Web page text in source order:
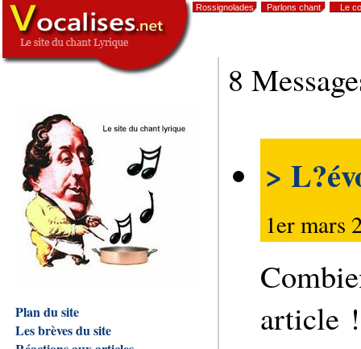
Rossignolades Parlons chant Le
Plan du site
Les brèves du site
8
>
1er mars
article !